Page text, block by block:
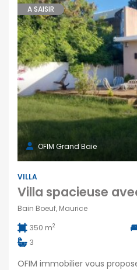
A SAISIR
OFIM Grand Baie
VILLA
Bain Boeuf, Maurice
350 m2
3
OFIM immobilier vous